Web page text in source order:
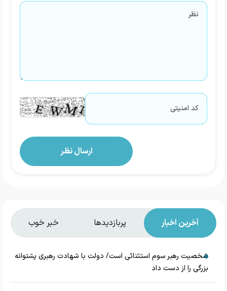
آخرین اخبار پربازدیدها خبر خوب
شخصیت رهبر سوم استثنائی است/ دولت با شهادت رهبری پشتوانه
بزرگی را از دست داد